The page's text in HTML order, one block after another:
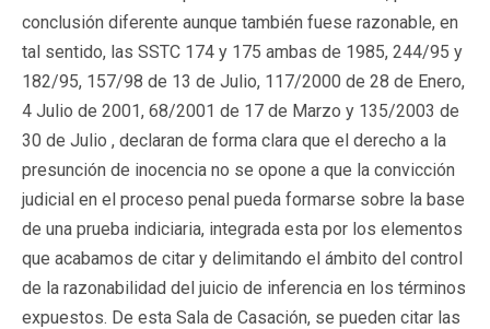
conclusión diferente aunque también fuese razonable, en
tal sentido, las SSTC 174 y 175 ambas de 1985, 244/95 y
182/95, 157/98 de 13 de Julio, 117/2000 de 28 de Enero,
4 Julio de 2001, 68/2001 de 17 de Marzo y 135/2003 de
30 de Julio , declaran de forma clara que el derecho a la
presunción de inocencia no se opone a que la convicción
judicial en el proceso penal pueda formarse sobre la base
de una prueba indiciaria, integrada esta por los elementos
que acabamos de citar y delimitando el ámbito del control
de la razonabilidad del juicio de inferencia en los términos
expuestos. De esta Sala de Casación, se pueden citar las